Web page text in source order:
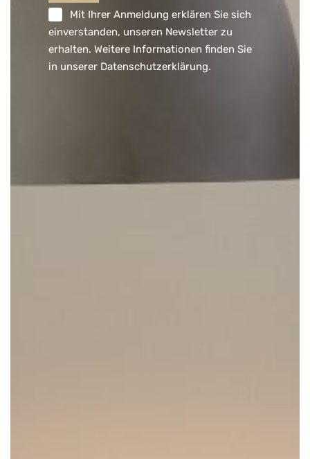
Mit Ihrer Anmeldung erklären Sie sich
einverstanden, unseren Newsletter zu
erhalten. Weitere Informationen finden Sie
in unserer Datenschutzerklärung.